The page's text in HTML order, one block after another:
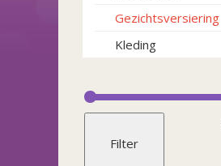
Gezichtsversiering
Kleding
Filter